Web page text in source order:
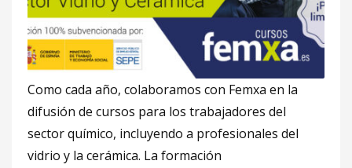
Como cada año, colaboramos con Femxa en la
difusión de cursos para los trabajadores del
sector químico, incluyendo a profesionales del
vidrio y la cerámica. La formación